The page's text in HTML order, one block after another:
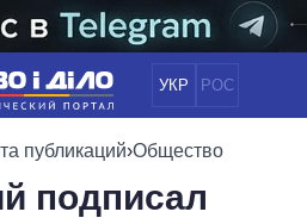
УКР РОС
ПОЛИТИКА
публикаций›Общество
подписал